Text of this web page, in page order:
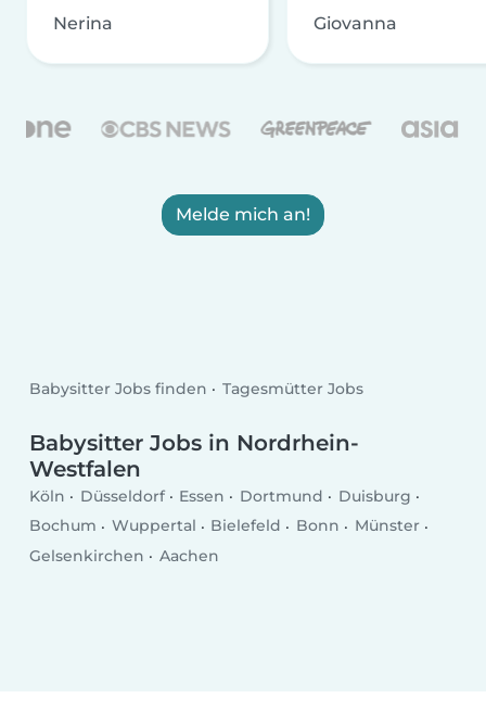
Nerina Giovanna
Melde mich an!
Babysitter Jobs finden Tagesmütter Jobs
Babysitter Jobs in Nordrhein-
Westfalen
Köln Düsseldorf Essen Dortmund
Duisburg
Bochum
Wuppertal Bielefeld Bonn
Münster
Gelsenkirchen
Aachen